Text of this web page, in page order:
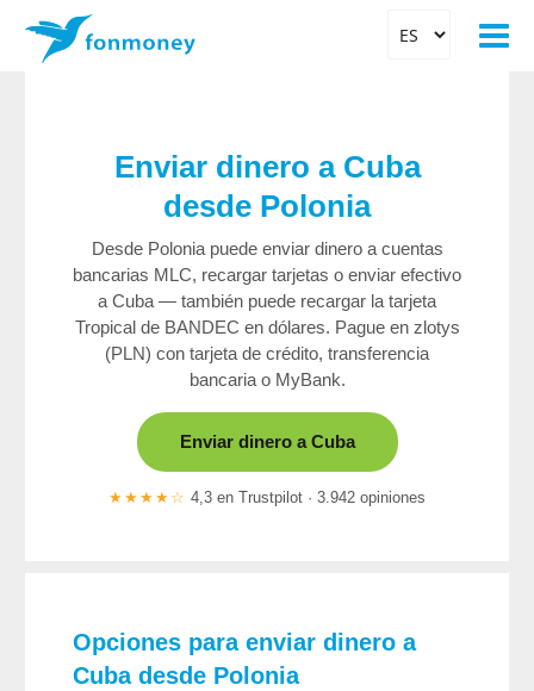
Enviar dinero a Cuba
desde Polonia
Desde Polonia puede enviar dinero a cuentas
bancarias MLC, recargar tarjetas o enviar efectivo
a Cuba — también puede recargar la tarjeta
Tropical de BANDEC en dólares. Pague en zlotys
(PLN) con tarjeta de crédito, transferencia
bancaria o MyBank.
Enviar dinero a Cuba
★★★★☆ 4,3 en Trustpilot · 3.942 opiniones
Opciones para enviar dinero a
Cuba desde Polonia